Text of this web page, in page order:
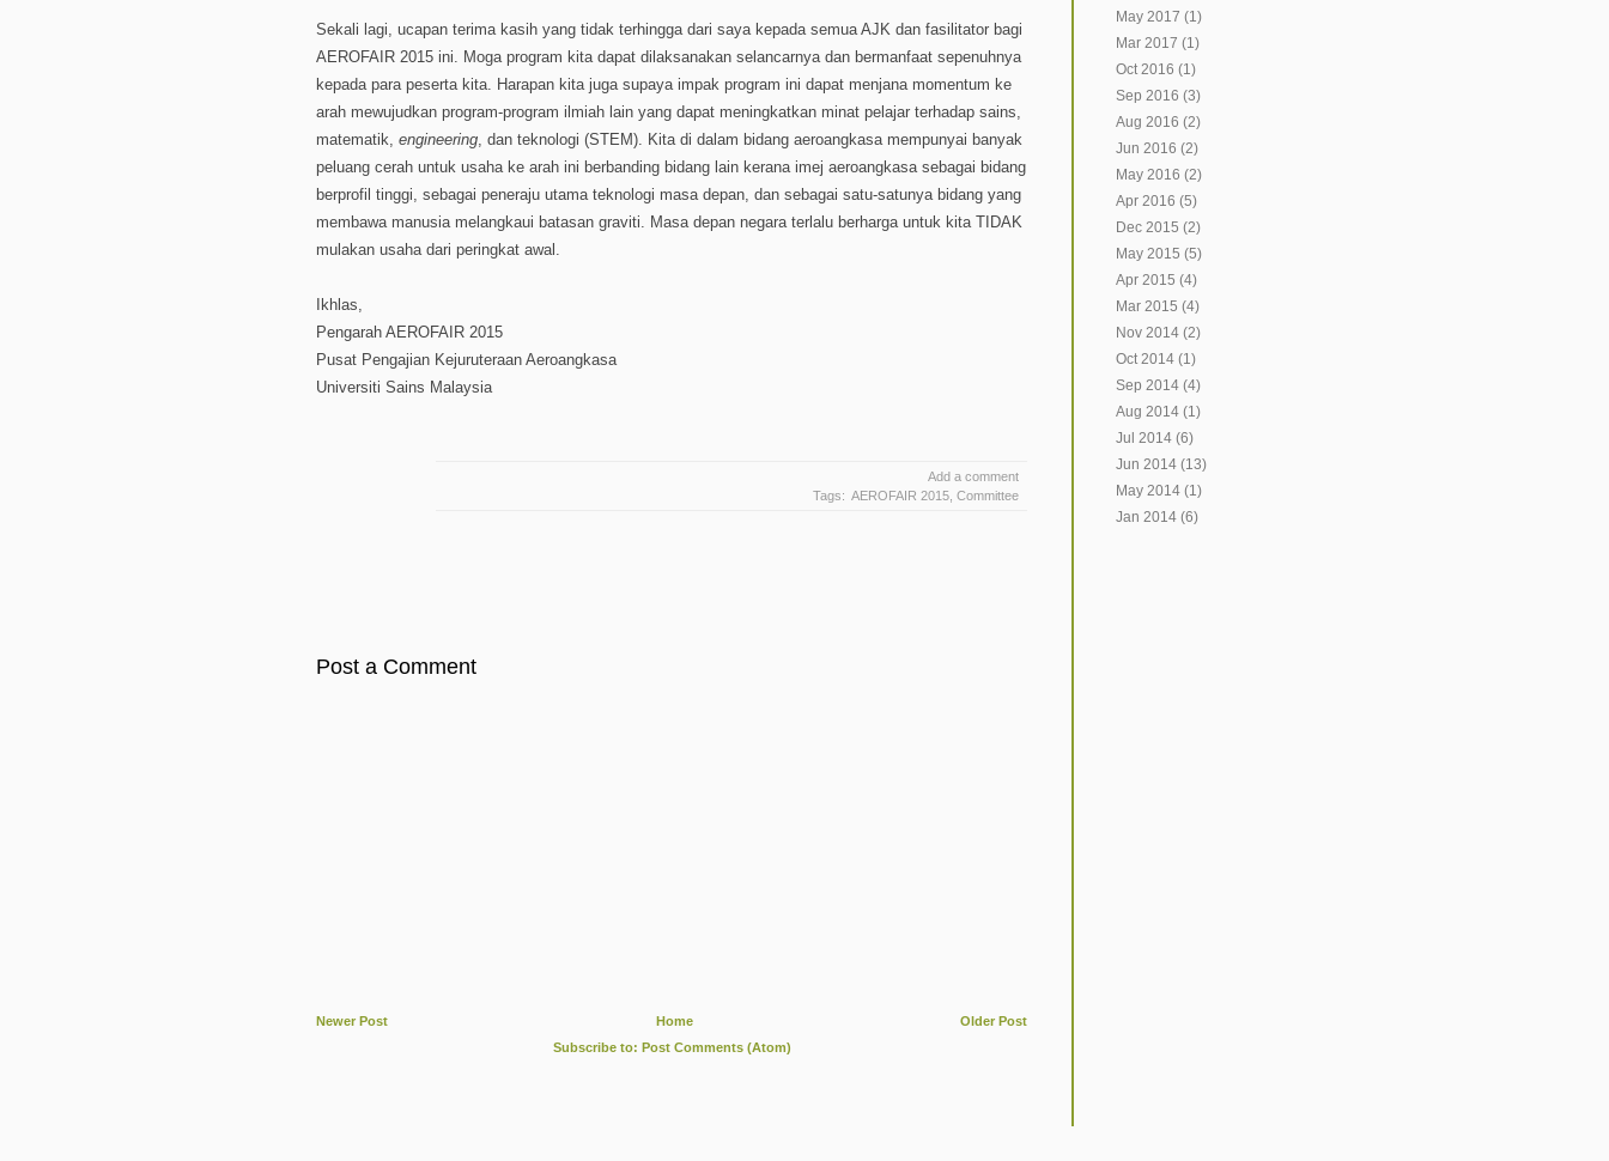
Sekali lagi, ucapan terima kasih yang tidak terhingga dari saya kepada semua AJK dan fasilitator bagi
AEROFAIR 2015 ini. Moga program kita dapat dilaksanakan selancarnya dan bermanfaat sepenuhnya
kepada para peserta kita. Harapan kita juga supaya impak program ini dapat menjana momentum ke
arah mewujudkan program-program ilmiah lain yang dapat meningkatkan minat pelajar terhadap sains,
matematik, engineering, dan teknologi (STEM). Kita di dalam bidang aeroangkasa mempunyai banyak
peluang cerah untuk usaha ke arah ini berbanding bidang lain kerana imej aeroangkasa sebagai bidang
berprofil tinggi, sebagai peneraju utama teknologi masa depan, dan sebagai satu-satunya bidang yang
membawa manusia melangkaui batasan graviti. Masa depan negara terlalu berharga untuk kita TIDAK
mulakan usaha dari peringkat awal.
Ikhlas,
Pengarah AEROFAIR 2015
Pusat Pengajian Kejuruteraan Aeroangkasa
Universiti Sains Malaysia
Add a comment
Tags: AEROFAIR 2015 Committee
Post a Comment
Newer Post Older Post
Home
Subscribe to: Post Comments (Atom)
May 2017 (1)
Mar 2017 (1)
Oct 2016 (1)
Sep 2016 (3)
Aug 2016 (2)
Jun 2016 (2)
May 2016 (2)
Apr 2016 (5)
Dec 2015 (2)
May 2015 (5)
Apr 2015 (4)
Mar 2015 (4)
Nov 2014 (2)
Oct 2014 (1)
Sep 2014 (4)
Aug 2014 (1)
Jul 2014 (6)
Jun 2014 (13)
May 2014 (1)
Jan 2014 (6)